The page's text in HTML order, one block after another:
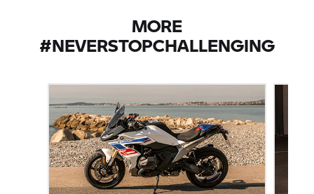
MORE
#NEVERSTOPCHALLENGING